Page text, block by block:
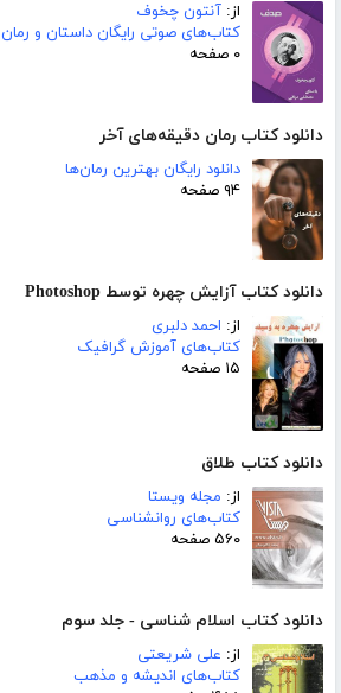
از: آنتون چخوف
کتاب‌های صوتی رایگان داستان و رمان
۰ صفحه
دانلود کتاب رمان دقیقه‌های آخر
دانلود رایگان بهترین رمان‌ها
۹۴ صفحه
دانلود کتاب آزایش چهره توسط Photoshop
از: احمد دلبری
کتاب‌های آموزش گرافیک
۱۵ صفحه
دانلود کتاب طلاق
از: مجله ویستا
کتاب‌های روانشناسی
۵۶۰ صفحه
دانلود کتاب اسلام شناسی - جلد سوم
از: علی شریعتی
کتاب‌های اندیشه و مذهب